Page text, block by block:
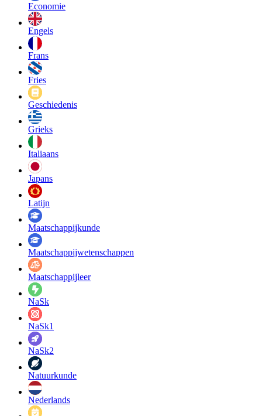
Economie
Engels
Frans
Fries
Geschiedenis
Grieks
Italiaans
Japans
Latijn
Maatschappij­kunde
Maatschappij­wetenschappen
Maatschappijleer
NaSk
NaSk1
NaSk2
Natuurkunde
Nederlands